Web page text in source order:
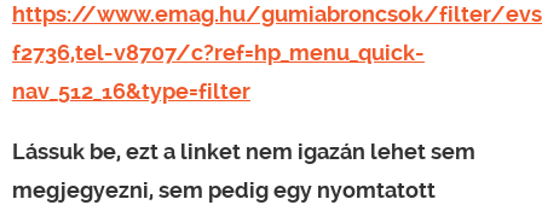
https://www.emag.hu/gumiabroncsok/filter/
f2736,tel-v8707/c?ref=hp_menu_quick-
nav_512_16&type=filter
Lássuk be, ezt a linket nem igazán lehet sem
megjegyezni, sem pedig egy nyomtatott